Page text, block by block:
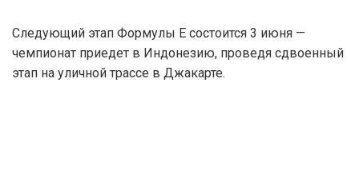
Следующий этап Формулы Е состоится 3 июня —
чемпионат приедет в Индонезию, проведя сдвоенный
этап на уличной трассе в Джакарте.